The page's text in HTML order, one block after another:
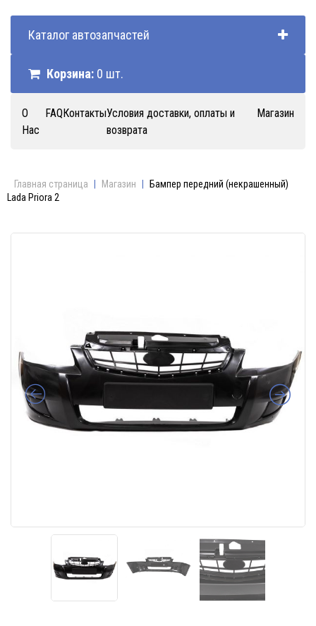
Каталог автозапчастей
Корзина: 0 шт.
О
Нас
FAQКонтактыУсловия доставки, оплаты и
возврата
Магазин
Главная страница Магазин
Бампер передний (некрашенный)
Lada Priora 2